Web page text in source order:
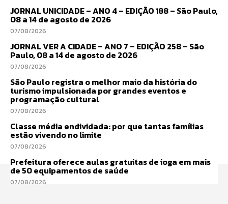
JORNAL UNICIDADE – ANO 4 – EDIÇÃO 188 – São Paulo,
08 a 14 de agosto de 2026
07/08/2026
JORNAL VER A CIDADE – ANO 7 – EDIÇÃO 258 – São
Paulo, 08 a 14 de agosto de 2026
07/08/2026
São Paulo registra o melhor maio da história do
turismo impulsionada por grandes eventos e
programação cultural
07/08/2026
Classe média endividada: por que tantas famílias
estão vivendo no limite
07/08/2026
Prefeitura oferece aulas gratuitas de ioga em mais
de 50 equipamentos de saúde
07/08/2026